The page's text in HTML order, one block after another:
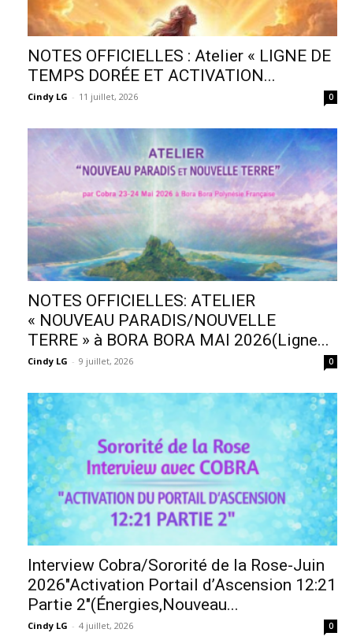
NOTES OFFICIELLES : Atelier « LIGNE DE
TEMPS DORÉE ET ACTIVATION...
Cindy LG - 11 juillet, 2026 0
NOTES OFFICIELLES: ATELIER
« NOUVEAU PARADIS/NOUVELLE
TERRE » à BORA BORA MAI 2026(Ligne...
Cindy LG - 9 juillet, 2026 0
Interview Cobra/Sororité de la Rose-Juin
2026″Activation Portail d’Ascension 12:21
Partie 2″(Énergies,Nouveau...
Cindy LG - 4 juillet, 2026 0